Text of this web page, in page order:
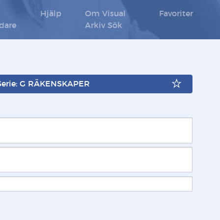
Hjälp
Om Visual
Arkiv Sök
Favoriter
G RÄKENSKAPER